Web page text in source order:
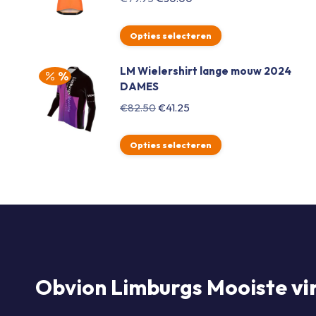
was:
is:
Opties selecteren
LM Wielershirt lange mouw 2024
DAMES
€82.50Oorspronkelijke
was:
€41.25
is:
Opties selecteren
Obvion Limburgs Mooiste